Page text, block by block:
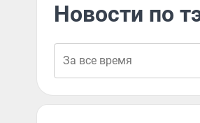
Новости по